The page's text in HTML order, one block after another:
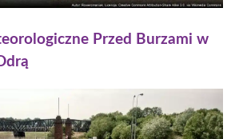
Przed Burzami w